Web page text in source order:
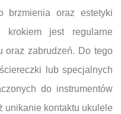
brzmienia oraz estetyki
krokiem jest regularne
oraz zabrudzeń. Do tego
lub specjalnych
do instrumentów
unikanie kontaktu ukulele